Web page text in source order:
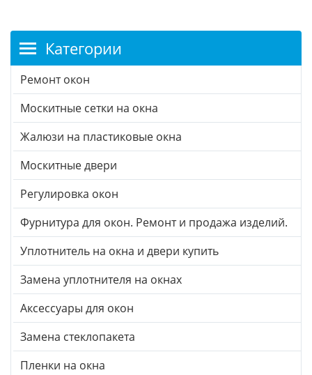
Категории
Ремонт окон
Москитные сетки на окна
Жалюзи на пластиковые окна
Москитные двери
Регулировка окон
Фурнитура для окон. Ремонт и продажа изделий.
Уплотнитель на окна и двери купить
Замена уплотнителя на окнах
Аксессуары для окон
Замена стеклопакета
Пленки на окна